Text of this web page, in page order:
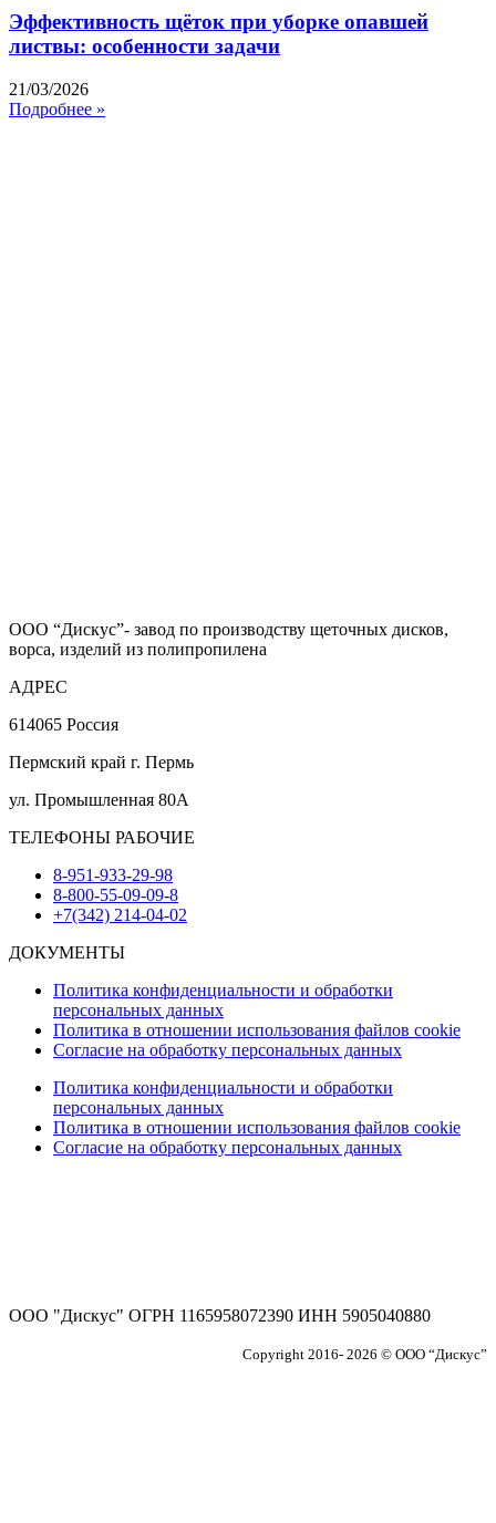
Эффективность щёток при уборке опавшей
листвы: особенности задачи
21/03/2026
Подробнее »
ООО “Дискус”- завод по производству щеточных дисков,
ворса, изделий из полипропилена
АДРЕС
614065 Россия
Пермский край г. Пермь
ул. Промышленная 80А
ТЕЛЕФОНЫ РАБОЧИЕ
8-951-933-29-98
8-800-55-09-09-8
+7(342) 214-04-02
ДОКУМЕНТЫ
Политика конфиденциальности и обработки
персональных данных
Политика в отношении использования файлов cookie
Согласие на обработку персональных данных
Политика конфиденциальности и обработки
персональных данных
Политика в отношении использования файлов cookie
Согласие на обработку персональных данных
ООО "Дискус" ОГРН 1165958072390 ИНН 5905040880
Copyright 2016- 2026 © ООО “Дискус”